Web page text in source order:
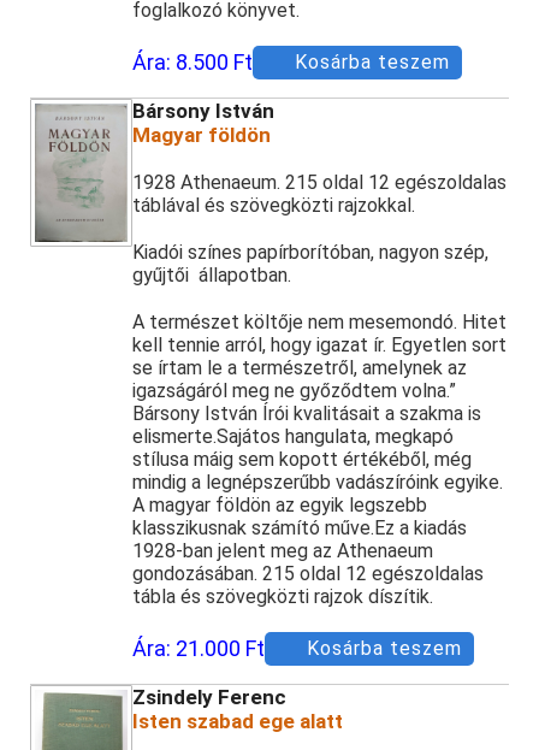
foglalkozó könyvet.
Ára: 8.500 Ft Kosárba teszem
Bársony István
Magyar földön
1928 Athenaeum. 215 oldal 12 egészoldalas
táblával és szövegközti rajzokkal.
Kiadói színes papírborítóban, nagyon szép,
gyűjtői állapotban.
A természet költője nem mesemondó. Hitet
kell tennie arról, hogy igazat ír. Egyetlen sort
se írtam le a természetről, amelynek az
igazságáról meg ne győződtem volna.”
Bársony István Írói kvalitásait a szakma is
elismerte.Sajátos hangulata, megkapó
stílusa máig sem kopott értékéből, még
mindig a legnépszerűbb vadászíróink egyike.
A magyar földön az egyik legszebb
klasszikusnak számító műve.Ez a kiadás
1928-ban jelent meg az Athenaeum
gondozásában. 215 oldal 12 egészoldalas
tábla és szövegközti rajzok díszítik.
Ára: 21.000 Ft Kosárba teszem
Zsindely Ferenc
Isten szabad ege alatt